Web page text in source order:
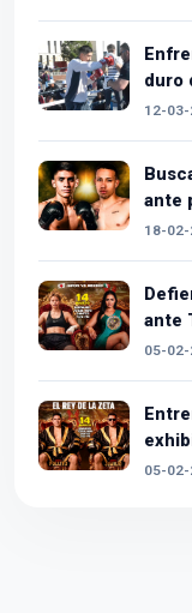
duro
12-
ante
18-
ante
05-
05-